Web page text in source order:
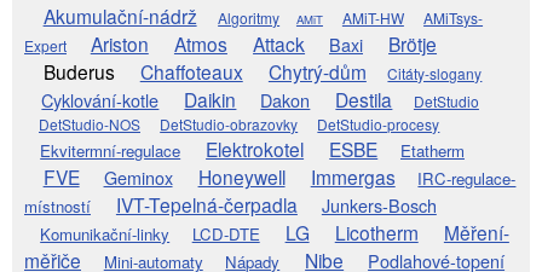
Akumulační-nádrž Algoritmy AMiT AMiT-HW
AMiTsys-
Expert
Ariston Atmos Attack Baxi
Brötje
Buderus
Chaffoteaux Chytrý-dům Citáty-slogany
Cyklování-kotle Daikin Dakon Destila
DetStudio
DetStudio-NOS
DetStudio-obrazovky DetStudio-procesy
Ekvitermní-regulace Elektrokotel ESBE Etatherm
FVE Geminox Honeywell Immergas
IRC-regulace-
místností
IVT-Tepelná-čerpadla Junkers-Bosch
Komunikační-linky LCD-DTE LG Licotherm
Měření-
měřiče
Mini-automaty Nápady Nibe Podlahové-topení